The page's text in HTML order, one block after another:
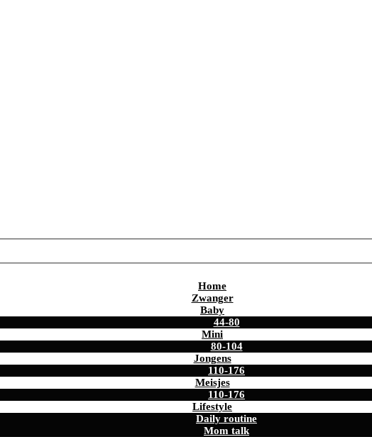
Home
Zwanger
Baby
44-80
Mini
80-104
Jongens
110-176
Meisjes
110-176
Lifestyle
Daily routine
Mom talk